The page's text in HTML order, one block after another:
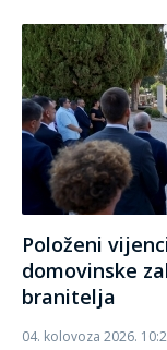
Položeni
domovinske
branitelja
04. kolovoza 2026.